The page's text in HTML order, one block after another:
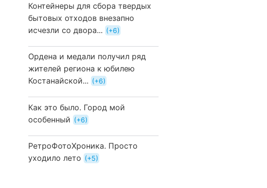
Контейнеры для сбора твердых
бытовых отходов внезапно
исчезли со двора...
+6
Ордена и медали получил ряд
жителей региона к юбилею
Костанайской...
+6
Как это было. Город мой
особенный
+6
РетроФотоХроника. Просто
уходило лето
+5